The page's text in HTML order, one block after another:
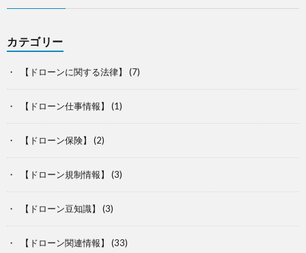
カテゴリー
【ドローンに関する法律】 (7)
【ドローン仕事情報】 (1)
【ドローン保険】 (2)
【ドローン規制情報】 (3)
【ドローン豆知識】 (3)
【ドローン関連情報】 (33)